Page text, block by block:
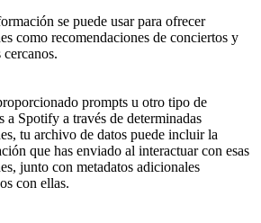
se puede usar para ofrecer
como recomendaciones de conciertos y
cercanos.
prompts u otro tipo de
a Spotify a través de determinadas
tu archivo de datos puede incluir la
que has enviado al interactuar con esas
junto con metadatos adicionales
con ellas.